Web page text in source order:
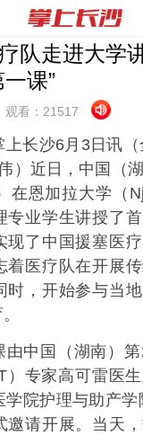
队走进大学
课”
观看： 21517
沙6月3日讯（
） 近日，中国（
在恩加拉大学（
专业学生讲授了
现了中国援塞医
着医疗队在开展
时，开始参与当
由中国（湖南）
）专家高可雷医
院护理与助产学
邀请开展。当天